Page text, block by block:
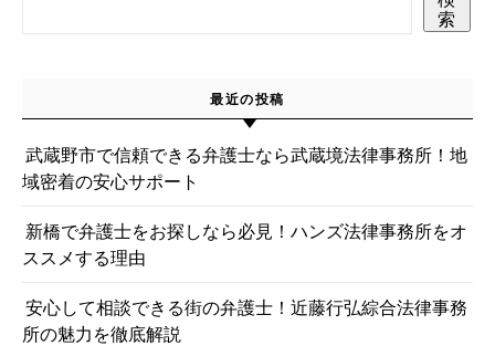
索
最近の投稿
武蔵野市で信頼できる弁護士なら武蔵境法律事務所！地
域密着の安心サポート
新橋で弁護士をお探しなら必見！ハンズ法律事務所をオ
ススメする理由
安心して相談できる街の弁護士！近藤行弘綜合法律事務
所の魅力を徹底解説